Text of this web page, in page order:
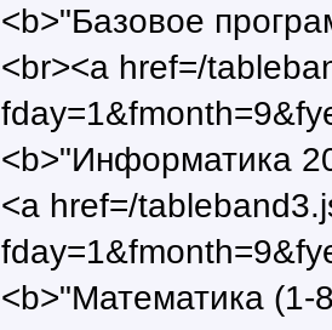
<b>"Базовое
<br><a href=/
<b>"Информатика
<a href=/
<b>"Математика (1-